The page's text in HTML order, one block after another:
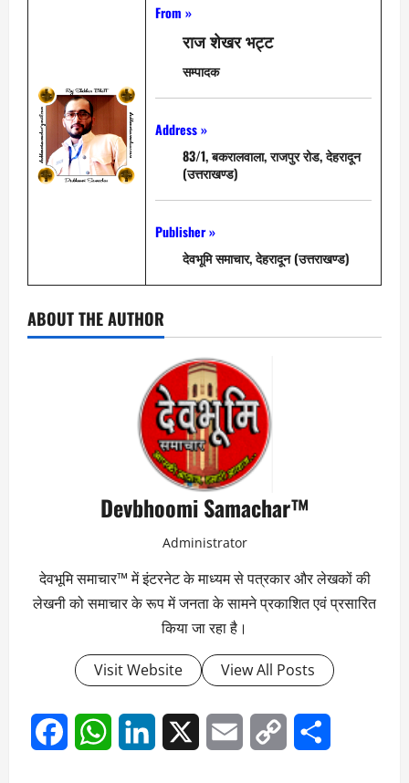
From »
राज शेखर भट्ट
सम्पादक
Address »
83/1, बकरालवाला, राजपुर रोड, देहरादून
(उत्तराखण्ड)
Publisher »
देवभूमि समाचार, देहरादून (उत्तराखण्ड)
ABOUT THE AUTHOR
Devbhoomi Samachar™
Administrator
देवभूमि समाचार™ में इंटरनेट के माध्यम से पत्रकार और लेखकों की
लेखनी को समाचार के रूप में जनता के सामने प्रकाशित एवं प्रसारित
किया जा रहा है।
Visit Website View All Posts
FacebookWhatsAppLinkedIn Email
Copy